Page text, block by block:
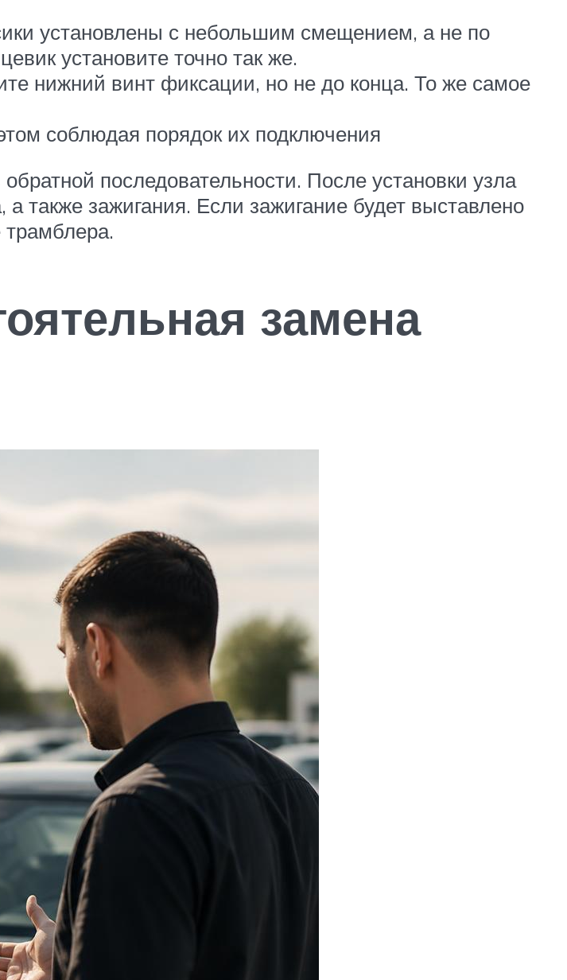
установлены с небольшим смещением, а не по
установите точно так же.
нижний винт фиксации, но не до конца. То же самое
соблюдая порядок их подключения
последовательности. После установки узла
а также зажигания. Если зажигание будет выставлено
замена